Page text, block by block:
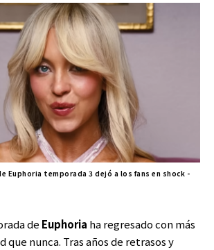
Euphoria temporada 3 dejó a los fans en shock -
de Euphoria ha regresado con más
que nunca. Tras años de retrasos y